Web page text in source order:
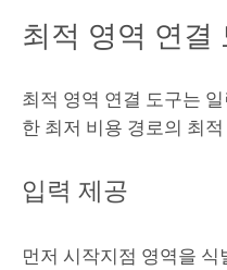
최적 영역 연결
최적 영역 연결 도구는
한 최저 비용 경로의 최
입력 제공
먼저 시작지점 영역을 식